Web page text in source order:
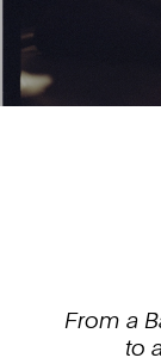
From a
to